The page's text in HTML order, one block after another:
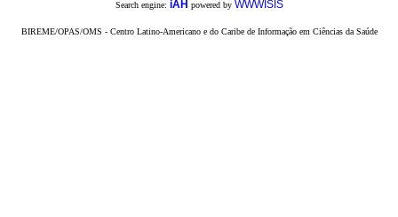
Search engine: iAH powered by WWWISIS
BIREME/OPAS/OMS - Centro Latino-Americano e do Caribe de Informação em Ciências da Saúde